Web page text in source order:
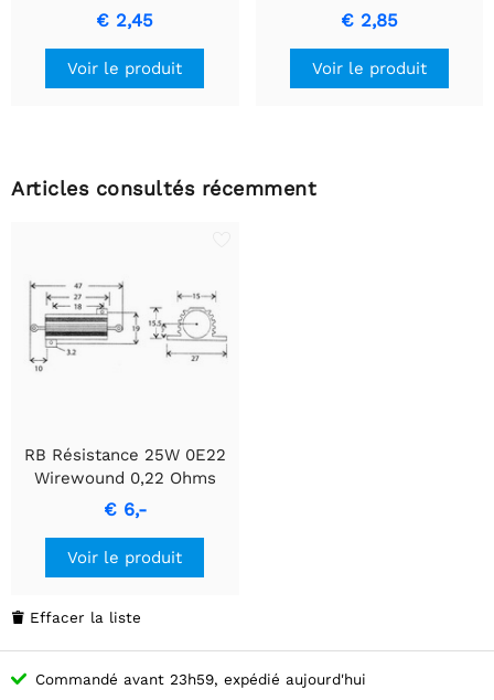
- Résistance de précision
durable
€ 2,45
Voir le produit
céramique.
€ 2,85
Voir le produit
Articles consultés récemment
RB Résistance 25W 0E22
Wirewound 0,22 Ohms
€ 6,-
Voir le produit
 Effacer la liste
Commandé avant 23h59, expédié aujourd'hui